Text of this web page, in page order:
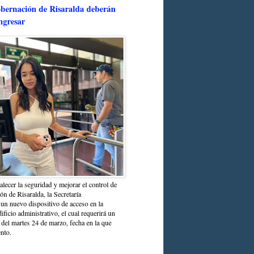
de Risaralda deberán
la seguridad y mejorar el control de
de Risaralda, la Secretaría
nuevo dispositivo de acceso en la
administrativo, el cual requerirá un
martes 24 de marzo, fecha en la que